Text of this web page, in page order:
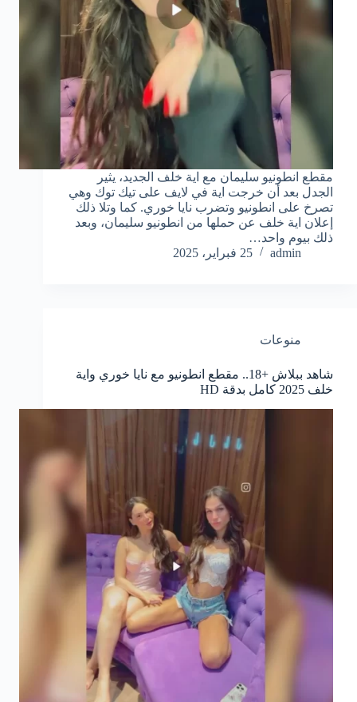
مقطع انطونيو سليمان مع اية خلف الجديد، يثير
الجدل بعد أن خرجت اية في لايف على تيك توك وهي
تصرخ على انطونيو وتضرب نايا خوري. كما وتلا ذلك
إعلان اية خلف عن حملها من انطونيو سليمان، وبعد
ذلك بيوم واحد…
admin
25 فبراير، 2025
منوعات
شاهد ببلاش +18.. مقطع انطونيو مع نايا خوري واية
خلف 2025 كامل بدقة HD